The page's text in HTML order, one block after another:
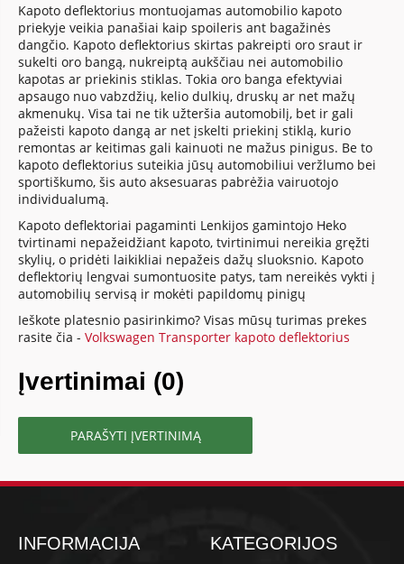
Kapoto deflektorius montuojamas automobilio kapoto
priekyje veikia panašiai kaip spoileris ant bagažinės
dangčio. Kapoto deflektorius skirtas pakreipti oro sraut ir
sukelti oro bangą, nukreiptą aukščiau nei automobilio
kapotas ar priekinis stiklas. Tokia oro banga efektyviai
apsaugo nuo vabzdžių, kelio dulkių, druskų ar net mažų
akmenukų. Visa tai ne tik užteršia automobilį, bet ir gali
pažeisti kapoto dangą ar net įskelti priekinį stiklą, kurio
remontas ar keitimas gali kainuoti ne mažus pinigus. Be to
kapoto deflektorius suteikia jūsų automobiliui veržlumo bei
sportiškumo, šis auto aksesuaras pabrėžia vairuotojo
individualumą.
Kapoto deflektoriai pagaminti Lenkijos gamintojo Heko
tvirtinami nepažeidžiant kapoto, tvirtinimui nereikia gręžti
skylių, o pridėti laikikliai nepažeis dažų sluoksnio. Kapoto
deflektorių lengvai sumontuosite patys, tam nereikės vykti į
automobilių servisą ir mokėti papildomų pinigų
Ieškote platesnio pasirinkimo? Visas mūsų turimas prekes
rasite čia -Volkswagen Transporter kapoto deflektorius
Įvertinimai (0)
PARAŠYTI ĮVERTINIMĄ
INFORMACIJA KATEGORIJOS